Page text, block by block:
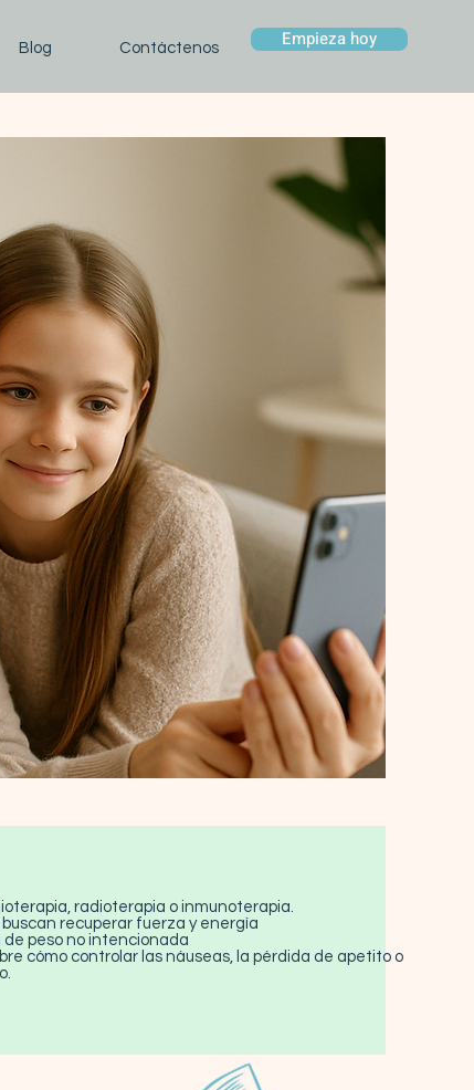
Blog Contáctenos Empieza hoy
radioterapia o inmunoterapia.
recuperar fuerza y energía
peso no intencionada
cómo controlar las náuseas, la pérdida de apetito o